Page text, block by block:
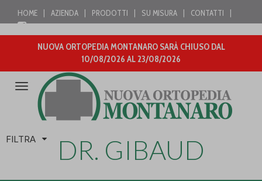
HOME AZIENDA PRODOTTI SU MISURA CONTATTI
NUOVA ORTOPEDIA MONTANARO SARÀ CHIUSO DAL
10/08/2026 AL 23/08/2026
Attiva/disattiva
navigazione
FILTRA DR. GIBAUD